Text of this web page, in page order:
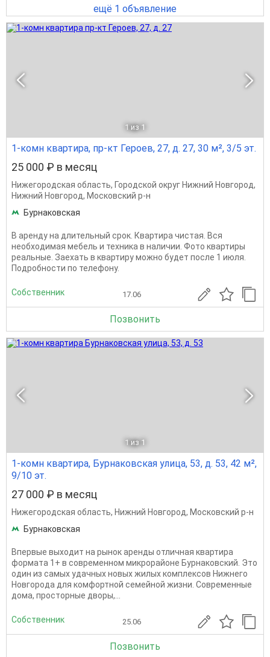
ещё 1 объявление
1 из 1
1-комн квартира, пр-кт Героев, 27, д. 27, 30 м², 3/5 эт.
25 000 ₽ в месяц
Нижегородская область, Городской округ Нижний Новгород,
Нижний Новгород, Московский р-н
Бурнаковская
В аренду на длительный срок. Квартира чистая. Вся
необходимая мебель и техника в наличии. Фото квартиры
реальные. Заехать в квартиру можно будет после 1 июля.
Подробности по телефону.
Собственник 17.06
Позвонить
1 из 1
1-комн квартира, Бурнаковская улица, 53, д. 53, 42 м²,
9/10 эт.
27 000 ₽ в месяц
Нижегородская область, Нижний Новгород, Московский р-н
Бурнаковская
Впервые выходит на рынок аренды отличная квартира
формата 1+ в современном микрорайоне Бурнаковский. Это
один из самых удачных новых жилых комплексов Нижнего
Новгорода для комфортной семейной жизни. Современные
дома, просторные дворы,...
Собственник 25.06
Позвонить